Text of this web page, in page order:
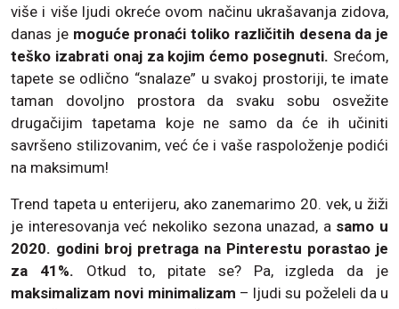
više i više ljudi okreće ovom načinu ukrašavanja zidova,
danas je moguće pronaći toliko različitih desena da je
teško izabrati onaj za kojim ćemo posegnuti. Srećom,
tapete se odlično “snalaze” u svakoj prostoriji, te imate
taman dovoljno prostora da svaku sobu osvežite
drugačijim tapetama koje ne samo da će ih učiniti
savršeno stilizovanim, već će i vaše raspoloženje podići
na maksimum!
Trend tapeta u enterijeru, ako zanemarimo 20. vek, u žiži
je interesovanja već nekoliko sezona unazad, a samo u
2020. godini broj pretraga na Pinterestu porastao je
za 41%. Otkud to, pitate se? Pa, izgleda da je
maksimalizam novi minimalizam – ljudi su poželeli da u